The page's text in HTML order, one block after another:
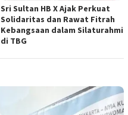
Sri Sultan HB X Ajak Perkuat
Solidaritas dan Rawat Fitrah
Kebangsaan dalam Silaturahmi
di TBG